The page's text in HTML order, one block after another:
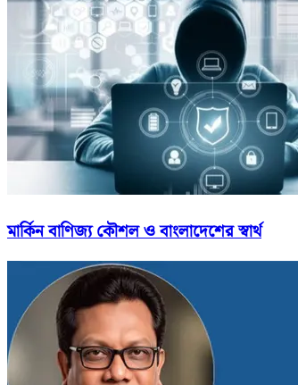
মার্কিন বাণিজ্য কৌশল ও বাংলাদেশের স্বার্থ